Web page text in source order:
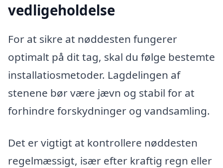
vedligeholdelse
For at sikre at nøddesten fungerer
optimalt på dit tag, skal du følge bestemte
installatiosmetoder. Lagdelingen af
stenene bør være jævn og stabil for at
forhindre forskydninger og vandsamling.
Det er vigtigt at kontrollere nøddesten
regelmæssigt, især efter kraftig regn eller